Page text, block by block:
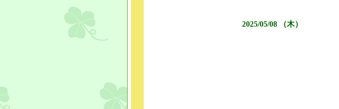
2025/05/08 （木）